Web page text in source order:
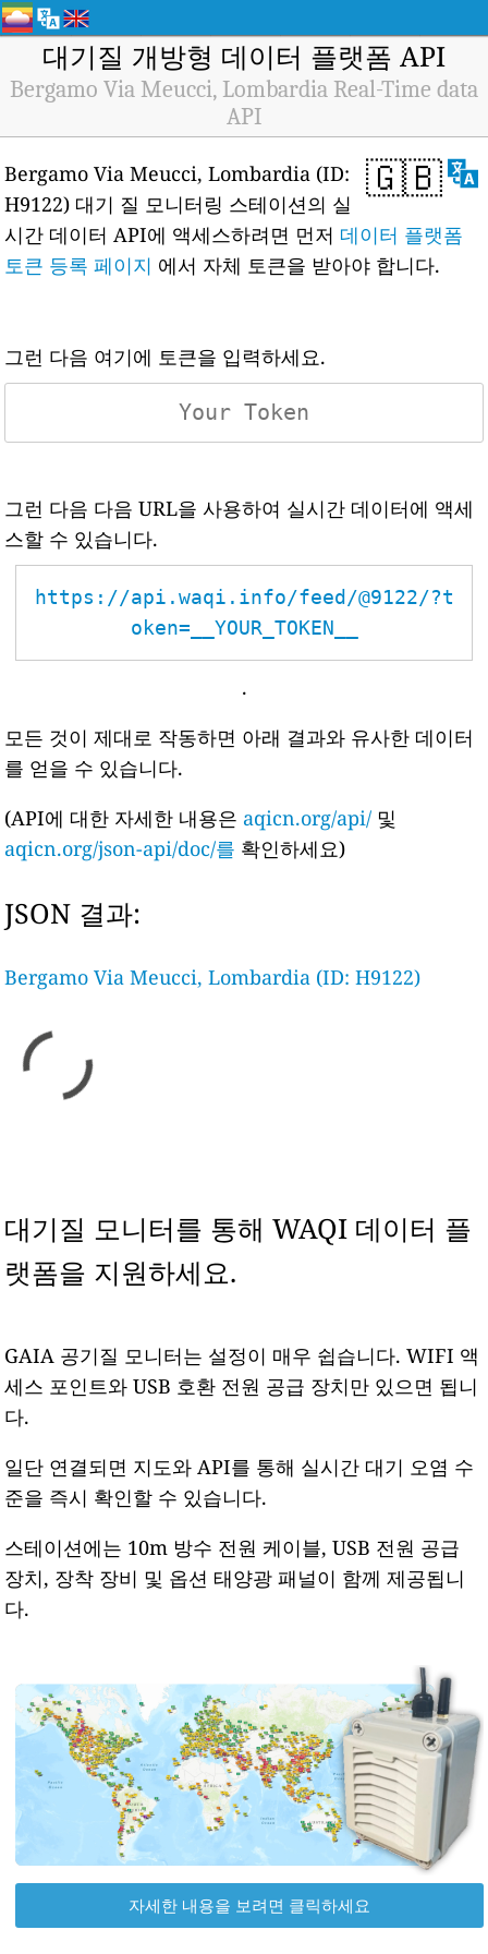
대기질 개방형 데이터 플랫폼 API
Bergamo Via Meucci, Lombardia Real-Time data
API
🇬🇧
Bergamo Via Meucci, Lombardia (ID:
H9122) 대기 질 모니터링 스테이션의 실
시간 데이터 API에 액세스하려면 먼저 데이터 플랫폼
토큰 등록 페이지 에서 자체 토큰을 받아야 합니다.
그런 다음 여기에 토큰을 입력하세요.
그런 다음 다음 URL을 사용하여 실시간 데이터에 액세
스할 수 있습니다.
https://api.waqi.info/feed/@9122/?t
oken=__YOUR_TOKEN__
.
모든 것이 제대로 작동하면 아래 결과와 유사한 데이터
를 얻을 수 있습니다.
(API에 대한 자세한 내용은 aqicn.org/api/ 및
aqicn.org/json-api/doc/를 확인하세요)
JSON 결과:
Bergamo Via Meucci, Lombardia (ID: H9122)
대기질 모니터를 통해 WAQI 데이터 플
랫폼을 지원하세요.
GAIA 공기질 모니터는 설정이 매우 쉽습니다. WIFI 액
세스 포인트와 USB 호환 전원 공급 장치만 있으면 됩니
다.
일단 연결되면 지도와 API를 통해 실시간 대기 오염 수
준을 즉시 확인할 수 있습니다.
스테이션에는 10m 방수 전원 케이블, USB 전원 공급
장치, 장착 장비 및 옵션 태양광 패널이 함께 제공됩니
다.
자세한 내용을 보려면 클릭하세요